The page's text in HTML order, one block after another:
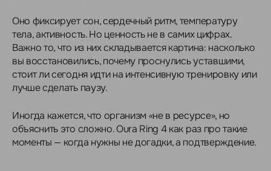
Оно фиксирует сон, сердечный ритм, температуру
тела, активность. Но ценность не в самих цифрах.
Важно то, что из них складывается картина: насколько
вы восстановились, почему проснулись уставшими,
стоит ли сегодня идти на интенсивную тренировку или
лучше сделать паузу.
Иногда кажется, что организм «не в ресурсе», но
объяснить это сложно. Oura Ring 4 как раз про такие
моменты — когда нужны не догадки, а подтверждение.